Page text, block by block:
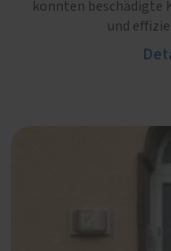
konnten
und